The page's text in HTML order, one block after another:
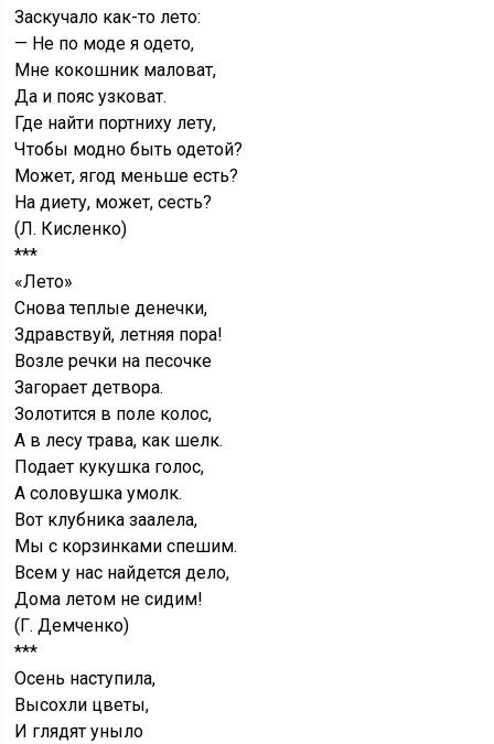
Заскучало как-то лето:
— Не по моде я одето,
Мне кокошник маловат,
Да и пояс узковат.
Где найти портниху лету,
Чтобы модно быть одетой?
Может, ягод меньше есть?
На диету, может, сесть?
(Л. Кисленко)
***
«Лето»
Снова теплые денечки,
Здравствуй, летняя пора!
Возле речки на песочке
Загорает детвора.
Золотится в поле колос,
А в лесу трава, как шелк.
Подает кукушка голос,
А соловушка умолк.
Вот клубника заалела,
Мы с корзинками спешим.
Всем у нас найдется дело,
Дома летом не сидим!
(Г. Демченко)
***
Осень наступила,
Высохли цветы,
И глядят уныло